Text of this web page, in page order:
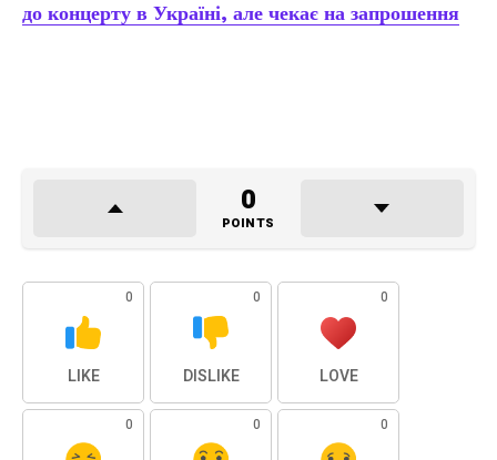
до концерту в Україні, але чекає на запрошення
0
POINTS
0
LIKE
0
DISLIKE
0
LOVE
0 0 0